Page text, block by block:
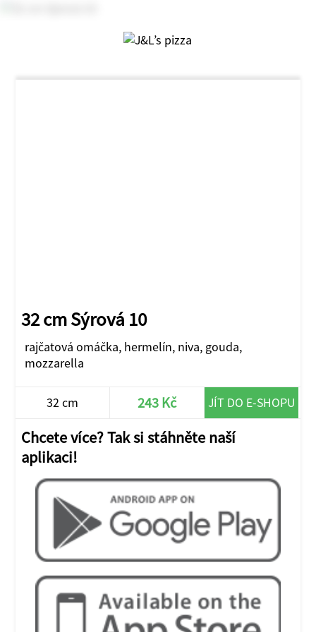
32 cm Sýrová 10
rajčatová omáčka, hermelín, niva, gouda,
mozzarella
32 cm 243 Kč JÍT DO E-SHOPU
Chcete více? Tak si stáhněte naší
aplikaci!